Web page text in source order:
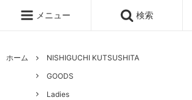
メニュー 検索
ホーム
NISHIGUCHI KUTSUSHITA
GOODS
Ladies